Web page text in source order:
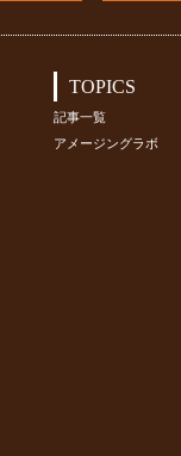
TOPICS
記事一覧
アメージングラボ